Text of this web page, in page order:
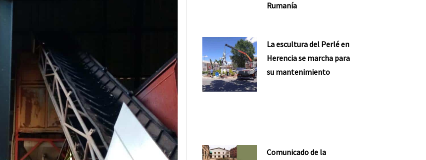
Rumanía
La escultura del Perlé en
Herencia se marcha para
su mantenimiento
Comunicado de la